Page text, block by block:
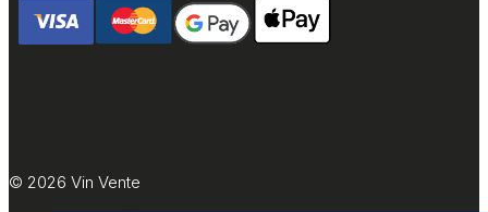
© 2026 Vin Vente